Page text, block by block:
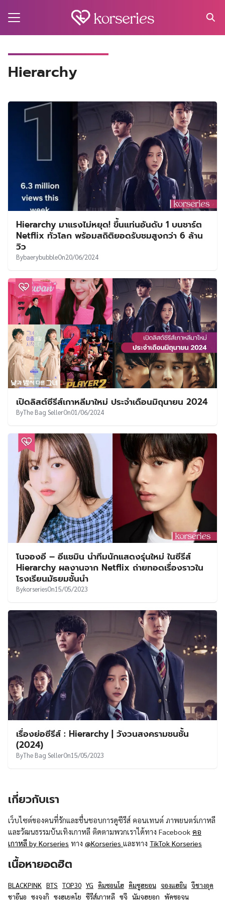
Hierarchy
Hierarchy มาแรงไม่หยุด! ขึ้นแท่นอันดับ 1 บนชาร์ต
Netflix ทั่วโลก พร้อมสถิติยอดรับชมสูงกว่า 6 ล้าน
วิว
BybaerybubbleOn20/06/2024
เปิดลิสต์ซีรีส์เกาหลีมาใหม่ ประจำเดือนมิถุนายน 2024
ByThe Bag SellerOn01/06/2024
โนจองอี – อีแชมิน นำทีมนักแสดงรุ่นใหม่ ในซีรีส์
Hierarchy ผลงานจาก Netflix ถ่ายทอดเรื่องราวใน
โรงเรียนมัธยมชั้นนำ
BykorseriesOn15/05/2023
เรื่องย่อซีรีส์ : Hierarchy | วังวนสงครามชนชั้น
(2024)
ByThe Bag SellerOn15/05/2023
เกี่ยวกับเรา
เว็บไซต์ของคนที่รักและชื่นชอบการดูซีรีส์ คอนเทนต์ ภาพยนตร์เกาหลี
และวัฒนธรรมบันเทิงเกาหลี ติดตามพวกเราได้ทาง Facebook คอ
เกาหลี by Korseries ทาง @Korseries และทาง TikTok Korseries
เนื้อหายอดฮิต
BLACKPINK BTS TOP30 YG คิมซอนโฮ คิมซูฮยอน จองแฮอิน จีชางอุค
ชาอึนอู ซงจุงกิ ซงฮเยคโย ซีรีส์เกาหลี ซูจี นัมจูฮยอก พัคซอจุน